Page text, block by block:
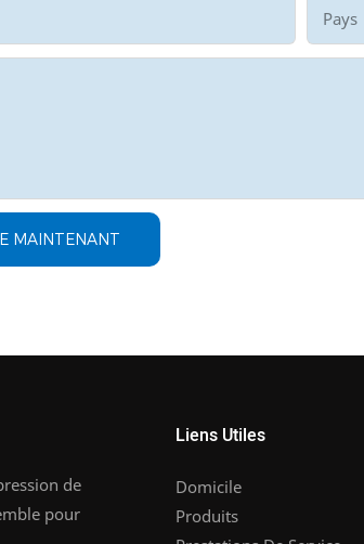
Pays
MAINTENANT
de
pour
Liens Utiles
Domicile
Produits